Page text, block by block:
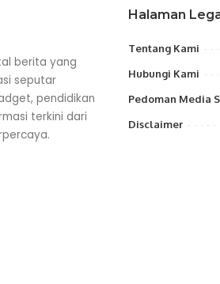
berita yang
seputar
pendidikan
terkini dari
Halaman
Tentang Kami
Hubungi Kami
Pedoman Media
Disclaimer